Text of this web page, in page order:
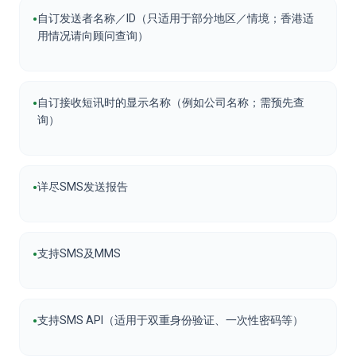
•自订发送者名称／ID（只适用于部分地区／情境；香港适
用情况请向顾问查询）
•自订接收短讯时的显示名称（例如公司名称；需预先查
询）
•详尽SMS发送报告
•支持SMS及MMS
•支持SMS API（适用于双重身份验证、一次性密码等）